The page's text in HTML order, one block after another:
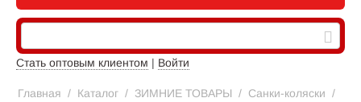
Стать оптовым клиентом | Войти
Главная / Каталог / ЗИМНИЕ ТОВАРЫ / Санки-коляски /